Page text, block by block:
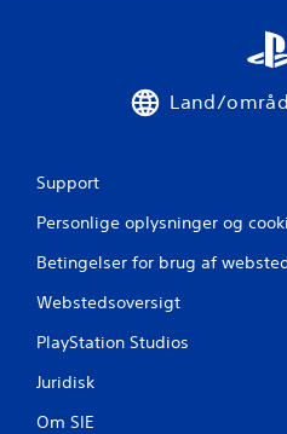
Land/
Support
Personlige oplysninger og
Betingelser for brug af
Webstedsoversigt
PlayStation Studios
Juridisk
Om SIE